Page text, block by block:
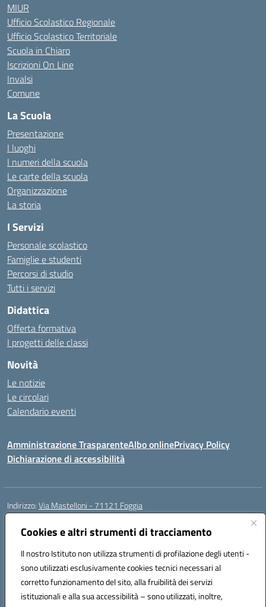
Cookies e altri strumenti di tracciamento
Il nostro Istituto non utilizza strumenti di profilazione degli utenti -
sono utilizzati esclusivamente cookies tecnici necessari al
corretto funzionamento del sito, alla fruibilità dei servizi
istituzionali e alla sua accessibilità – sono utilizzati, inoltre,
MIUR
Ufficio Scolastico Regionale
Ufficio Scolastico Territoriale
Scuola in Chiaro
Iscrizioni On Line
Invalsi
Comune
La Scuola
Presentazione
I luoghi
I numeri della scuola
Le carte della scuola
Organizzazione
La storia
I Servizi
Personale scolastico
Famiglie e studenti
Percorsi di studio
Tutti i servizi
Didattica
Offerta formativa
I progetti delle classi
Novità
Le notizie
Le circolari
Calendario eventi
Amministrazione TrasparenteAlbo onlinePrivacy Policy
Dichiarazione di accessibilità
Indirizzo:Via Mastelloni - 71121 Foggia
Centralino:
Posta elettronica certificata (PEC):fgic885004@pec.istruzione.it
Codice fiscale: 94118760712
Codice meccanografico:FGEE00800R
Codice Indice delle Pubbliche Amministrazioni (IPA): istsc_fgee00800r
Codice unico di fatturazione (CUF): UFEQ55